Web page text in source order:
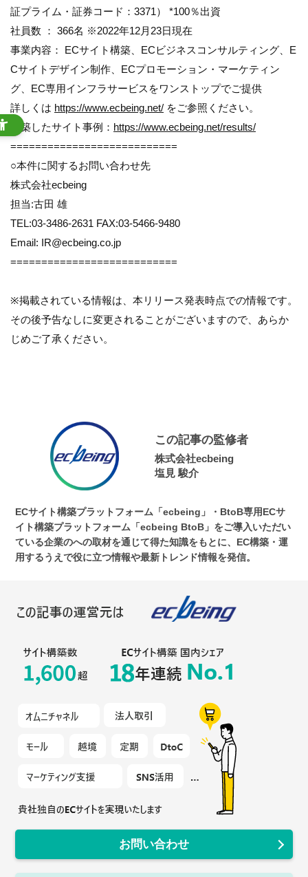
証プライム・証券コード：3371） *100％出資
社員数 ： 366名 ※2022年12月23日現在
事業内容： ECサイト構築、ECビジネスコンサルティング、E
Cサイトデザイン制作、ECプロモーション・マーケティン
グ、EC専用インフラサービスをワンストップでご提供
詳しくは https://www.ecbeing.net/ をご参照ください。
構築したサイト事例： https://www.ecbeing.net/results/
===========================
○本件に関するお問い合わせ先
株式会社ecbeing
担当:古田 雄
TEL:03-3486-2631 FAX:03-5466-9480
Email: IR@ecbeing.co.jp
===========================
※掲載されている情報は、本リリース発表時点での情報です。
その後予告なしに変更されることがございますので、あらか
じめご了承ください。
この記事の監修者
株式会社ecbeing
塩見 駿介
ECサイト構築プラットフォーム「ecbeing」・BtoB専用ECサ
イト構築プラットフォーム「ecbeing BtoB」をご導入いただい
ている企業のへの取材を通じて得た知識をもとに、EC構築・運
用するうえで役に立つ情報や最新トレンド情報を発信。
お問い合わせ